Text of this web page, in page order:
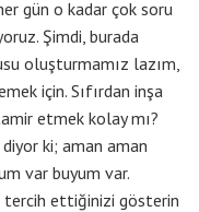
gün o kadar çok soru
Şimdi, burada
oluşturmamız lazım,
için. Sıfırdan inşa
etmek kolay mı?
ki; aman aman
var buyum var.
tercih ettiğinizi gösterin